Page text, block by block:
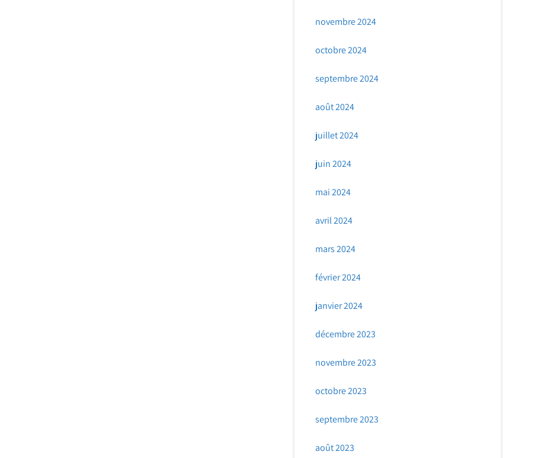
novembre 2024
octobre 2024
septembre 2024
août 2024
juillet 2024
juin 2024
mai 2024
avril 2024
mars 2024
février 2024
janvier 2024
décembre 2023
novembre 2023
octobre 2023
septembre 2023
août 2023